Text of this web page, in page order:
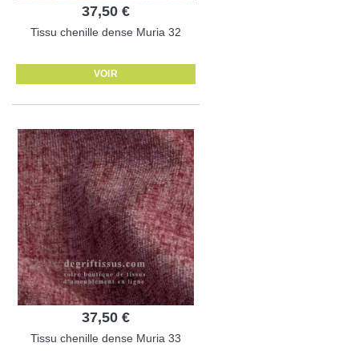
37,50 €
Tissu chenille dense Muria 32
VOIR
37,50 €
Tissu chenille dense Muria 33